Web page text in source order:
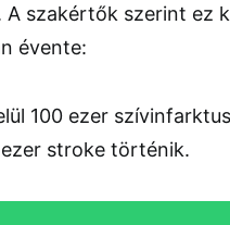
szakértők szerint ez
évente:
100 ezer
ezer stroke történik.